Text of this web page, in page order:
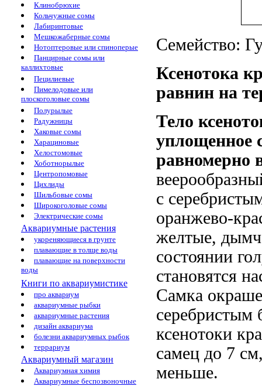
Клинобрюхие
Кольчужные сомы
Лабиринтовые
Мешкожаберные сомы
Нотоптеровые или спиноперые
Панцирные сомы или
каллихтовые
Пецилиевые
Пимелодовые или
плоскоголовые сомы
Полурылые
Радужницы
Хаковые сомы
Харациновые
Хелостомовые
Хоботнорылые
Центропомовые
Цихлиды
Шильбовые сомы
Широкоголовые сомы
Электрические сомы
Аквариумные растения
укореняющиеся в грунте
плавающие в толще воды
плавающие на поверхности
воды
Книги по аквариумистике
про аквариум
аквариумные рыбки
аквариумные растения
дизайн аквариума
болезни аквариумных рыбок
террариум
Аквариумный магазин
Аквариумная химия
Аквариумные беспозвоночные
Семейство:
Ксенотока
равнин на
Тело
уплощенное
равномерно
с
оранжево-
желтые,
состоянии
становятся
Самка
серебристым
ксенотоки
самец до 7
меньше.